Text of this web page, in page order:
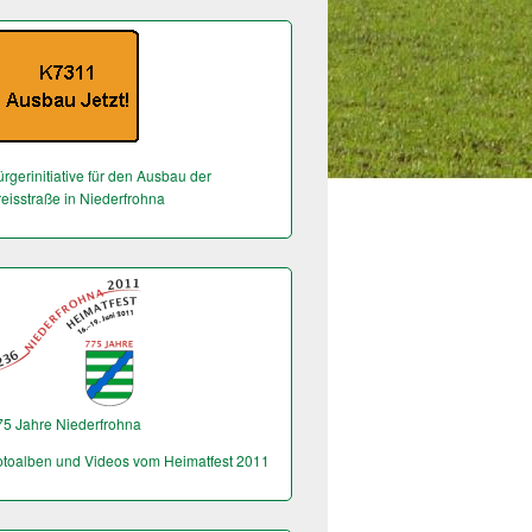
für den Ausbau der
in Niederfrohna
Jahre Niederfrohna
und Videos vom Heimatfest 2011